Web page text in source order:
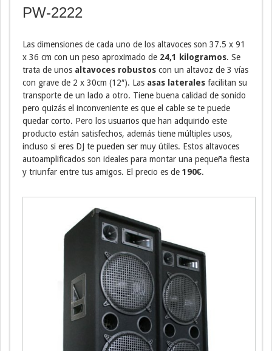
PW-2222
Las dimensiones de cada uno de los altavoces son 37.5 x 91
x 36 cm con un peso aproximado de 24,1 kilogramos. Se
trata de unos altavoces robustos con un altavoz de 3 vías
con grave de 2 x 30cm (12″). Las asas laterales facilitan su
transporte de un lado a otro. Tiene buena calidad de sonido
pero quizás el inconveniente es que el cable se te puede
quedar corto. Pero los usuarios que han adquirido este
producto están satisfechos, además tiene múltiples usos,
incluso si eres DJ te pueden ser muy útiles. Estos altavoces
autoamplificados son ideales para montar una pequeña fiesta
y triunfar entre tus amigos. El precio es de 190€.